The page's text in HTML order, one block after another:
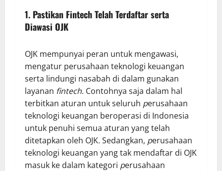
1. Pastikan Fintech Telah Terdaftar serta
Diawasi OJK
OJK mempunyai peran untuk mengawasi,
mengatur perusahaan teknologi keuangan
serta lindungi nasabah di dalam gunakan
layanan fintech. Contohnya saja dalam hal
terbitkan aturan untuk seluruh perusahaan
teknologi keuangan beroperasi di Indonesia
untuk penuhi semua aturan yang telah
ditetapkan oleh OJK. Sedangkan, perusahaan
teknologi keuangan yang tak mendaftar di OJK
masuk ke dalam kategori perusahaan